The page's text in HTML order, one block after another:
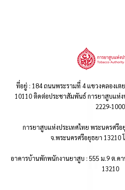
ที่อยู่ : 184 ถนนพระรามที่ 4 แขวงคลองเต
10110 ติดต่อประชาสัมพันธ์ การยาสูบแห่ง
2229-1000
การยาสูบแห่งประเทศไทย พระนครศรี
จ.พระนครศรีอยุธยา 13210
อาคารบ้านพักพนักงานยาสูบ : 555 ม.9 ต.ค
13210